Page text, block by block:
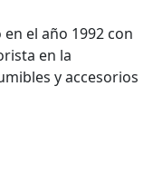
el año 1992 con
en la
y accesorios